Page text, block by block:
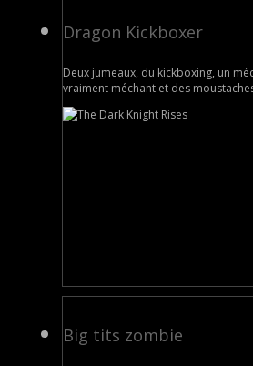
Dragon Kickboxer
Deux jumeaux, du kickboxing, un
vraiment méchant et des
Big tits zombie